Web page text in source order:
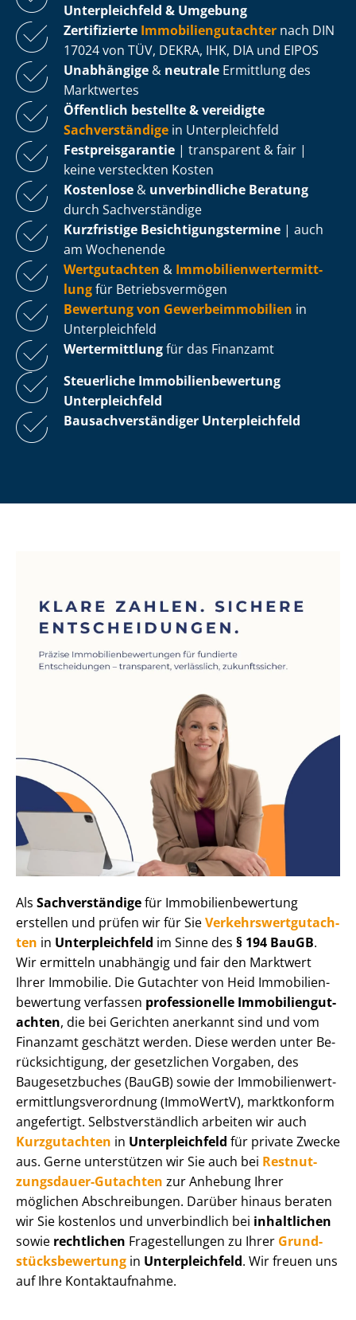
Unterpleichfeld & Umgebung
Zertifizierte Im­mo­bi­li­en­gut­ach­ter nach DIN
17024 von TÜV, DEKRA, IHK, DIA und EIPOS
Unabhängige & neutrale Ermittlung des
Marktwertes
Öffentlich bestellte & vereidigte
Sachverständige in Unterpleichfeld
Fest­preis­ga­ran­tie | transparent & fair |
keine versteckten Kosten
Kostenlose & unverbindliche Beratung
durch Sachverständige
Kurzfristige Be­sich­ti­gungs­ter­mi­ne | auch
am Wochenende
Wertgutachten & Im­mo­bi­li­en­wert­ermitt­
lungfür Be­triebs­ver­mö­gen
Bewertung von Ge­wer­be­im­mo­bi­li­en in
Unterpleichfeld
Wertermittlungfür das Finanzamt
Steuerliche Im­mo­bi­li­en­be­wer­tung
Unterpleichfeld
Bau­sach­ver­stän­di­ger Unterpleichfeld
Als Sachverständigefür Im­mo­bi­li­en­be­wer­tung
erstellen und prüfen wir für SieVer­kehrs­wert­gut­ach­
ten in Unterpleichfeld im Sinne des § 194 BauGB.
Wir ermitteln unabhängig und fair den Marktwert
Ihrer Immobilie. Die Gutachter von Heid Im­mo­bi­li­en­
be­wer­tung verfassen professionelle Im­mo­bi­li­en­gut­
ach­ten, die bei Gerichten anerkannt sind und vom
Finanzamt geschätzt werden. Diese werden unter Be­
rück­sich­ti­gung, der gesetzlichen Vorgaben, des
Baugesetzbuches (BauGB) sowie der Im­mo­bi­li­en­wert­
ermitt­lungs­ver­ord­nung (ImmoWertV), marktkonform
angefertigt. Selbst­ver­ständ­lich arbeiten wir auch
Kurzgutachten in Unterpleichfeld für private Zwecke
aus. Gerne unterstützen wir Sie auch bei Rest­nut­
zungs­dau­er-Gutachten zur Anhebung Ihrer
möglichen Abschreibungen. Darüber hinaus beraten
wir Sie kostenlos und unverbindlich bei inhaltlichen
sowie rechtlichen Fragestellungen zu Ihrer Grund­
stücks­be­wer­tung in Unterpleichfeld. Wir freuen uns
auf Ihre Kontaktaufnahme.